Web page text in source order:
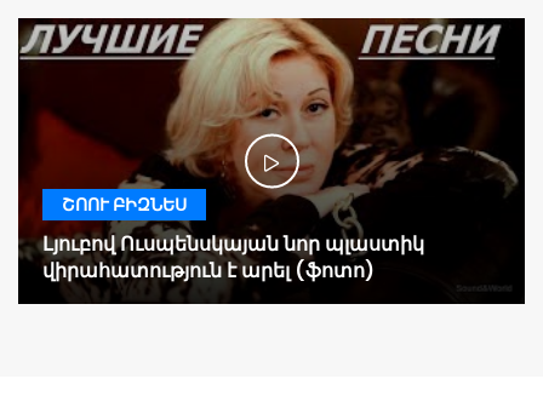
ՇՈՈՒ ԲԻԶՆԵՍ
Լյուբով Ուսպենսկայան նոր պլաստիկ
վիրահատություն է արել (ֆոտո)